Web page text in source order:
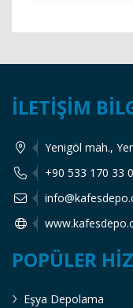
İLETIŞIM
Yenigöl mah.,
+90 533 170 33
POPÜLER
Eşya Depolama